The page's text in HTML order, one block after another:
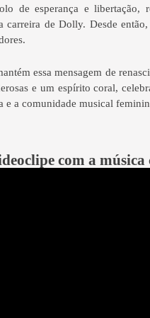
de esperança e libertação,
carreira de Dolly. Desde
essa mensagem de
e um espírito coral,
e a comunidade musical
com a